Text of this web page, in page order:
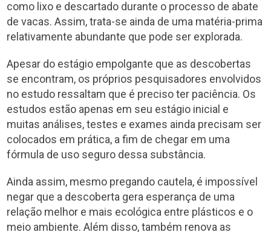
como lixo e descartado durante o processo de abate
de vacas. Assim, trata-se ainda de uma matéria-prima
relativamente abundante que pode ser explorada.
Apesar do estágio empolgante que as descobertas
se encontram, os próprios pesquisadores envolvidos
no estudo ressaltam que é preciso ter paciência. Os
estudos estão apenas em seu estágio inicial e
muitas análises, testes e exames ainda precisam ser
colocados em prática, a fim de chegar em uma
fórmula de uso seguro dessa substância.
Ainda assim, mesmo pregando cautela, é impossível
negar que a descoberta gera esperança de uma
relação melhor e mais ecológica entre plásticos e o
meio ambiente. Além disso, também renova as